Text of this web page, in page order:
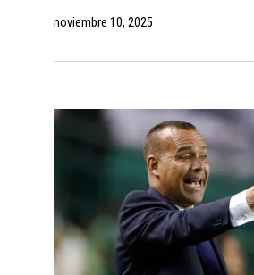
noviembre 10, 2025